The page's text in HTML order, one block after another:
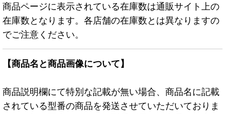
商品ページに表示されている在庫数は通販サイト上の
在庫数となります。各店舗の在庫数とは異なりますの
でご注意ください。
【商品名と商品画像について】
商品説明欄にて特別な記載が無い場合、商品名に記載
されている型番の商品を発送させていただいておりま